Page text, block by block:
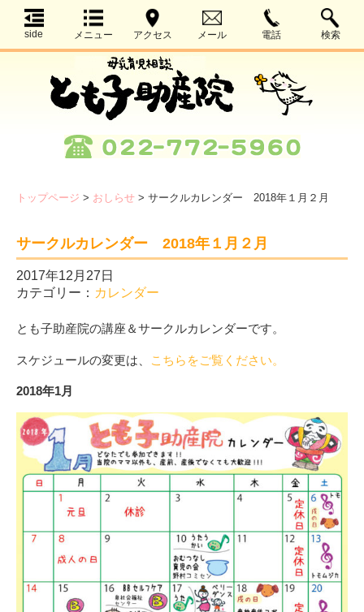
side メニュー アクセス メール 電話 検索
トップページ > おしらせ > サークルカレンダー 2018年１月２月
サークルカレンダー 2018年１月２月
2017年12月27日
カテゴリー： カレンダー
とも子助産院の講座＆サークルカレンダーです。
スケジュールの変更は、 こちらをご覧ください。
2018年1月